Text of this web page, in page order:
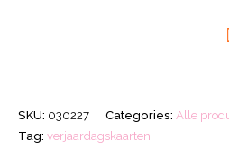
SKU: 030227 Categories: Alle
Tag: verjaardagskaarten